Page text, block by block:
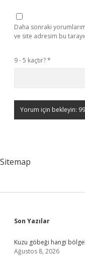
Daha sonraki
ve site adresim bu
9 - 5 kaçtır?*
Sitemap
Sidebar
Son Yazılar
Kuzu göbeği hangi
Ağustos 8, 2026